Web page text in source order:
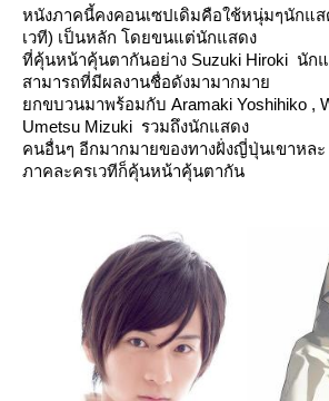
หนังภาคนี้คงคอนเซปเดิมคือใช้หนุ่มๆนักแส
เวที) เป็นหลัก โดยขนแต่นักแสดง
ที่คุ้นหน้าคุ้นตากันอย่าง Suzuki Hiroki นัก
สามารถที่มีผลงานชื่อดังมามากมา
กขบวนมาพร้อมกับ Aramaki Yoshihiko ,
Umetsu Mizuki รวมถึงนักแสดง
คนอื่นๆ อีกมากมายของทางฝั่งญี่ปุ่นเขาหล
ภาคละครเวทีก็คุ้นหน้าคุ้นตากัน